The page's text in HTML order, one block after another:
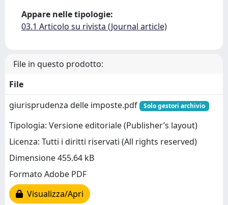
Appare nelle tipologie:
03.1 Articolo su rivista (Journal article)
File in questo prodotto:
File
giurisprudenza delle imposte.pdf
Solo gestori archivio
Tipologia: Versione editoriale (Publisher’s layout)
Licenza: Tutti i diritti riservati (All rights reserved)
Dimensione 455.64 kB
Formato Adobe PDF
Visualizza/Apri